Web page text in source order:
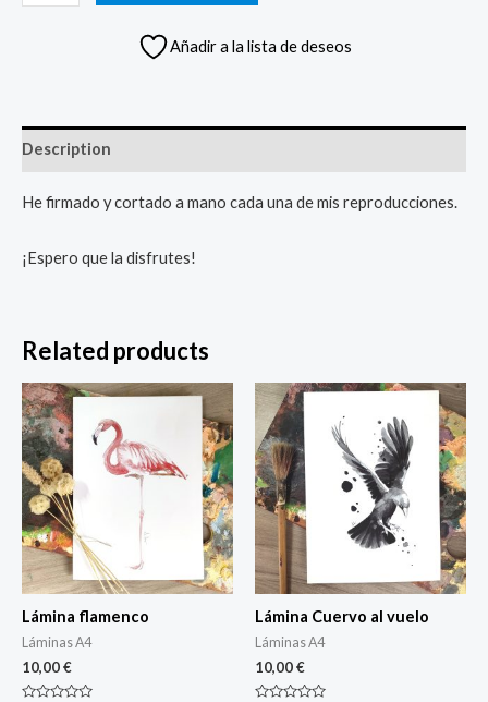
lobo
Añadir a la lista de deseos
Description
He firmado y cortado a mano cada una de mis reproducciones.
¡Espero que la disfrutes!
Related products
Lámina flamenco
Láminas A4
10,00€
Lámina Cuervo al vuelo
Láminas A4
10,00€